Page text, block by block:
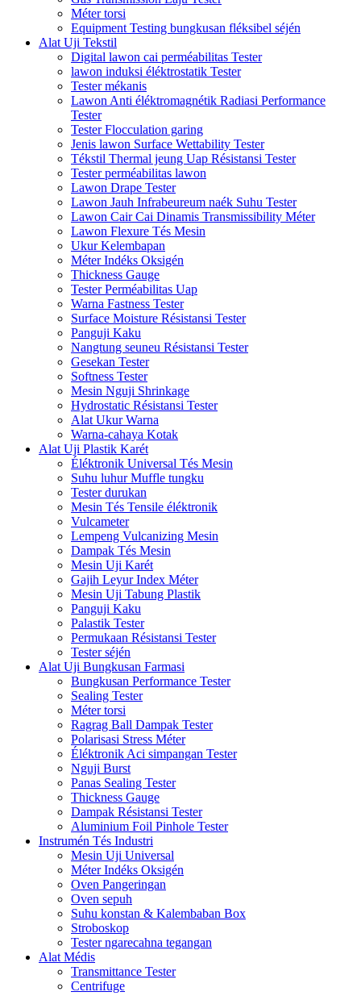
Méter torsi
Equipment Testing bungkusan fléksibel séjén
Alat Uji Tekstil
Digital lawon cai perméabilitas Tester
lawon induksi éléktrostatik Tester
Tester mékanis
Lawon Anti éléktromagnétik Radiasi Performance
Tester
Tester Flocculation garing
Jenis lawon Surface Wettability Tester
Tékstil Thermal jeung Uap Résistansi Tester
Tester perméabilitas lawon
Lawon Drape Tester
Lawon Jauh Infrabeureum naék Suhu Tester
Lawon Cair Cai Dinamis Transmissibility Méter
Lawon Flexure Tés Mesin
Ukur Kelembapan
Méter Indéks Oksigén
Thickness Gauge
Tester Perméabilitas Uap
Warna Fastness Tester
Surface Moisture Résistansi Tester
Panguji Kaku
Nangtung seuneu Résistansi Tester
Gesekan Tester
Softness Tester
Mesin Nguji Shrinkage
Hydrostatic Résistansi Tester
Alat Ukur Warna
Warna-cahaya Kotak
Alat Uji Plastik Karét
Éléktronik Universal Tés Mesin
Suhu luhur Muffle tungku
Tester durukan
Mesin Tés Tensile éléktronik
Vulcameter
Lempeng Vulcanizing Mesin
Dampak Tés Mesin
Mesin Uji Karét
Gajih Leyur Index Méter
Mesin Uji Tabung Plastik
Panguji Kaku
Palastik Tester
Permukaan Résistansi Tester
Tester séjén
Alat Uji Bungkusan Farmasi
Bungkusan Performance Tester
Sealing Tester
Méter torsi
Ragrag Ball Dampak Tester
Polarisasi Stress Méter
Éléktronik Aci simpangan Tester
Nguji Burst
Panas Sealing Tester
Thickness Gauge
Dampak Résistansi Tester
Aluminium Foil Pinhole Tester
Instrumén Tés Industri
Mesin Uji Universal
Méter Indéks Oksigén
Oven Pangeringan
Oven sepuh
Suhu konstan & Kalembaban Box
Stroboskop
Tester ngarecahna tegangan
Alat Médis
Transmittance Tester
Centrifuge